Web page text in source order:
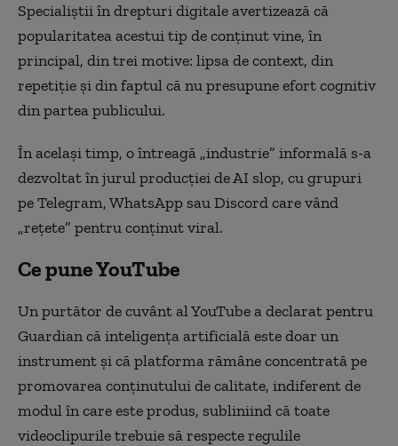
Specialiștii în drepturi digitale avertizează că
popularitatea acestui tip de conținut vine, în
principal, din trei motive: lipsa de context, din
repetiție și din faptul că nu presupune efort cognitiv
din partea publicului.
În același timp, o întreagă „industrie” informală s-a
dezvoltat în jurul producției de AI slop, cu grupuri
pe Telegram, WhatsApp sau Discord care vând
„rețete” pentru conținut viral.
Ce pune YouTube
Un purtător de cuvânt al YouTube a declarat pentru
Guardian că inteligența artificială este doar un
instrument și că platforma rămâne concentrată pe
promovarea conținutului de calitate, indiferent de
modul în care este produs, subliniind că toate
videoclipurile trebuie să respecte regulile